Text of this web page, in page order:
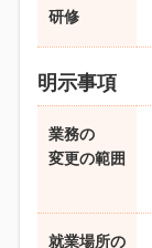
研修
明示事項
業務の
変更の範囲
就業場所の